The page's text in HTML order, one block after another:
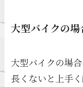
大型バイクの
大型バイクの場
長くないと上手